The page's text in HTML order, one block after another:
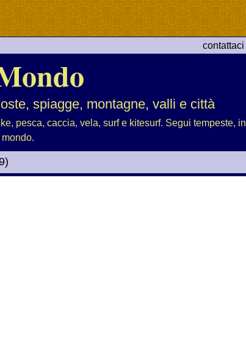
spiagge, montagne, valli e città
pesca, caccia, vela, surf e kitesurf. Segui tempeste,